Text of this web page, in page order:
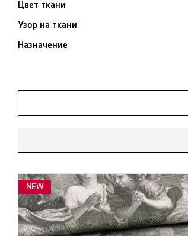
Цвет ткани
Узор на ткани
Назначение
NEW